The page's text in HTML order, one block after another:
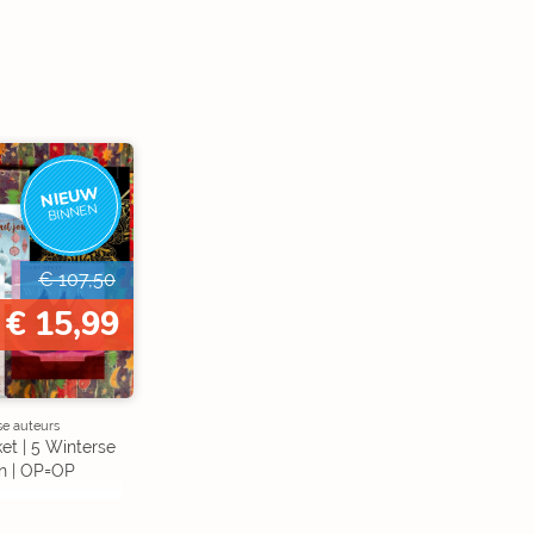
NIEUW
BINNEN
€ 107,50
€ 15,99
auteurs
| 5 Winterse
| OP=OP